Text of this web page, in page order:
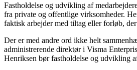
Fastholdelse og udvikling af
fra private og offentlige virksomheder.
faktisk arbejder med tiltag eller forløb,
Der er med andre ord ikke helt
administrerende direktør i Visma
Henriksen bør fastholdelse og udvikling